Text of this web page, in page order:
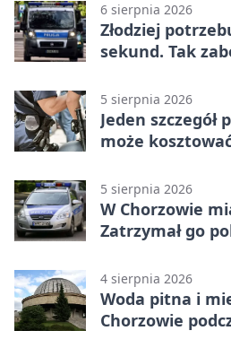
6 sierpnia 2026
Złodziej
sekund. Tak
5 sierpnia 2026
Jeden szczegół
może
5 sierpnia 2026
W Chorzowie
Zatrzymał go
4 sierpnia 2026
Woda pitna i
Chorzowie